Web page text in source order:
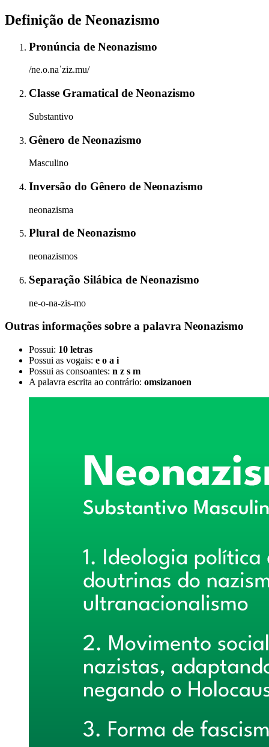
Definição de Neonazismo
Pronúncia de Neonazismo
/ne.o.naˈziz.mu/
Classe Gramatical de Neonazismo
Substantivo
Gênero de Neonazismo
Masculino
Inversão do Gênero de Neonazismo
neonazisma
Plural de Neonazismo
neonazismos
Separação Silábica de Neonazismo
ne-o-na-zis-mo
Outras informações sobre a palavra Neonazismo
Possui: 10 letras
Possui as vogais: e o a i
Possui as consoantes: n z s m
A palavra escrita ao contrário: omsizanoen